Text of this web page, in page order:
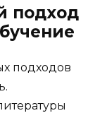
подход
подходов